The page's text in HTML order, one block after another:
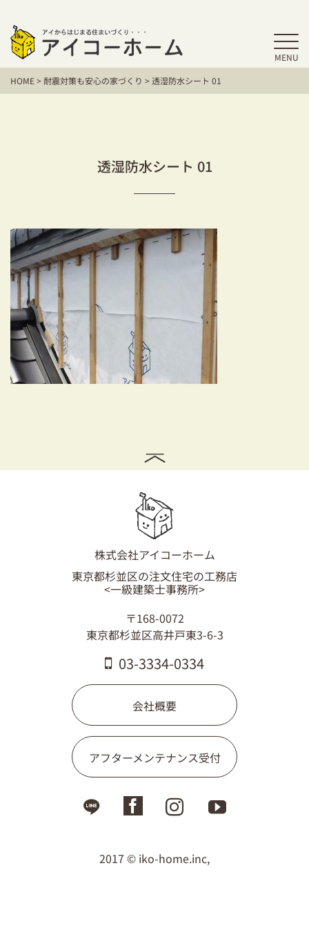
MENU
HOME
アイコーホームの家づくり
お客様の声
保証／アフターサポート
二世帯住宅をお考えの方
建て替えをお考えの方
耐震対策も安心の家づくり
リフォーム・リノベーションをお考えの方
必見！土地からお探しの方へ
ショールーム
採用情報
03-3334-0334
HOME>耐震対策も安心の家づくり >透湿防水シート 01
透湿防水シート 01
株式会社アイコーホーム
東京都杉並区の注文住宅の工務店
<一級建築士事務所>
〒168-0072
東京都杉並区高井戸東3-6-3
03-3334-0334
会社概要
アフターメンテナンス受付
2017 © iko-home.inc,